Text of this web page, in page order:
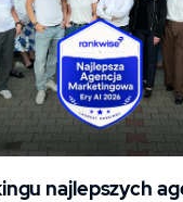
najlepszych